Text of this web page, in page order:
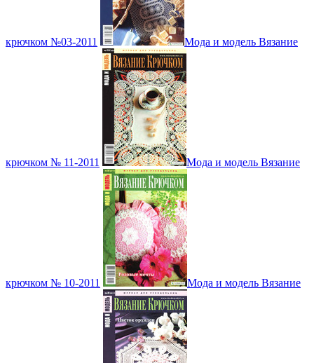
крючком №03-2011 Мода и модель Вязание
крючком № 11-2011 Мода и модель Вязание
крючком № 10-2011 Мода и модель Вязание